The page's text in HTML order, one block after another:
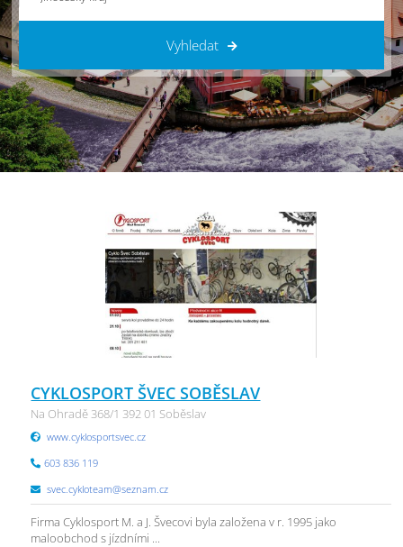
Vyhledat
CYKLOSPORT ŠVEC SOBĚSLAV
Na Ohradě 368/1 392 01 Soběslav
www.cyklosportsvec.cz
603 836 119
svec.cykloteam@seznam.cz
Firma Cyklosport M. a J. Švecovi byla založena v r. 1995 jako
maloobchod s jízdními ...